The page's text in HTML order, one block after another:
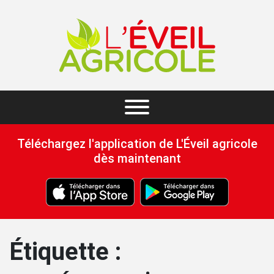
Téléchargez l'application de L'Éveil agricole
dès maintenant
Étiquette :